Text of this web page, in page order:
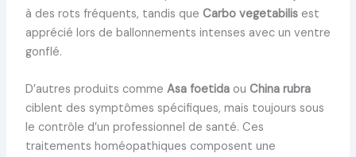
à des rots fréquents, tandis que Carbo vegetabilisest
apprécié lors de ballonnements intenses avec un ventre
gonflé.
D’autres produits comme Asa foetidaou China rubra
ciblent des symptômes spécifiques, mais toujours sous
le contrôle d’un professionnel de santé. Ces
traitements homéopathiques composent une